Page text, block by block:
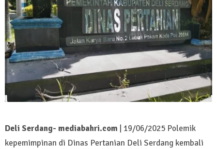
Deli Serdang- mediabahri.com | 19/06/2025 Polemik
kepemimpinan di Dinas Pertanian Deli Serdang kembali